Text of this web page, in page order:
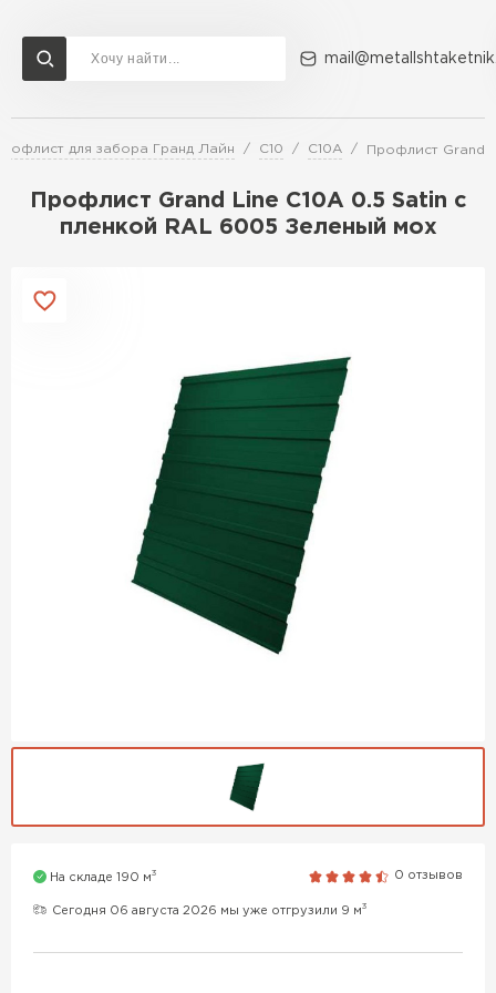
для забора Гранд Лайн С10 C10A Профлист Grand
Профлист Grand Line C10A 0.5 Satin с
пленкой RAL 6005 Зеленый мох
На складе 190 м3 0 отзывов
Сегодня 06 августа 2026 мы уже отгрузили 9 м3
Доставка и оплата Акции О компании Контакты
Перейти в каталог